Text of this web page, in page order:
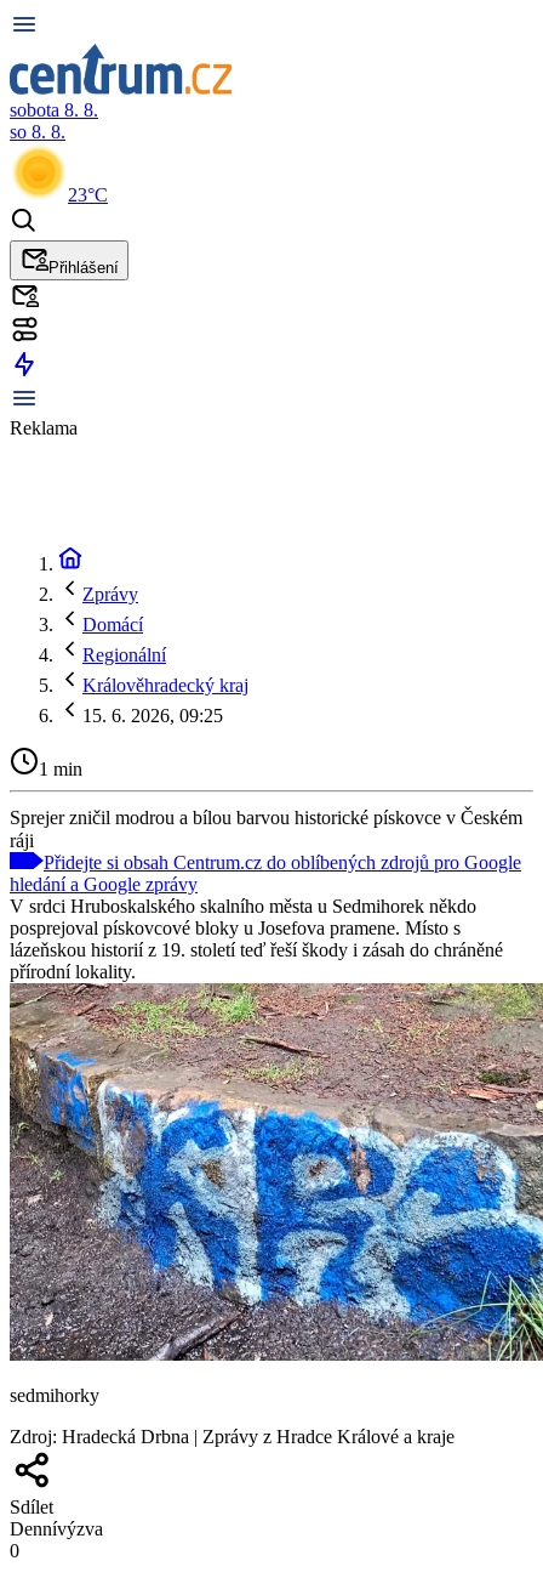
sobota 8. 8.
so 8. 8.
23°C
Přihlášení
Reklama
Zprávy
Domácí
Regionální
Králověhradecký kraj
15. 6. 2026, 09:25
1 min
Sprejer zničil modrou a bílou barvou historické pískovce v Českém
ráji
Přidejte si obsah Centrum.cz do oblíbených zdrojů pro Google
hledání a Google zprávy
V srdci Hruboskalského skalního města u Sedmihorek někdo
posprejoval pískovcové bloky u Josefova pramene. Místo s
lázeňskou historií z 19. století teď řeší škody i zásah do chráněné
přírodní lokality.
sedmihorky
Zdroj: Hradecká Drbna | Zprávy z Hradce Králové a kraje
Sdílet
Dennívýzva
0